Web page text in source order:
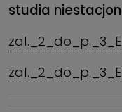
studia